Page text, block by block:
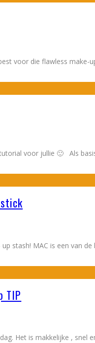
voor die flawless make-
voor jullie 🙂 Als
stash! MAC is een van
TIP
Het is makkelijke , snel